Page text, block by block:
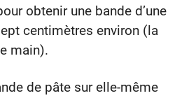
obtenir une bande d’une
centimètres environ (la
main).
de pâte sur elle-même